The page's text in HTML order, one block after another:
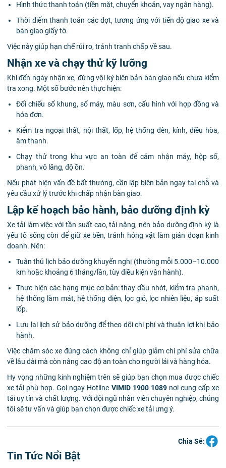
Hình thức thanh toán (tiền mặt, chuyển khoản, vay ngân hàng).
Thời điểm thanh toán các đợt, tương ứng với tiến độ giao xe và
bàn giao giấy tờ.
Việc này giúp hạn chế rủi ro, tránh tranh chấp về sau.
Nhận xe và chạy thử kỹ lưỡng
Khi đến ngày nhận xe, đừng vội ký biên bản bàn giao nếu chưa kiểm
tra xong. Một số bước nên thực hiện:
Đối chiếu số khung, số máy, màu sơn, cấu hình với hợp đồng và
hóa đơn.
Kiểm tra ngoại thất, nội thất, lốp, hệ thống đèn, kính, điều hòa,
âm thanh.
Chạy thử trong khu vực an toàn để cảm nhận máy, hộp số,
phanh, vô lăng, độ ồn.
Nếu phát hiện vấn đề bất thường, cần lập biên bản ngay tại chỗ và
yêu cầu xử lý trước khi chấp nhận bàn giao.
Lập kế hoạch bảo hành, bảo dưỡng định kỳ
Xe tải làm việc với tần suất cao, tải nặng, nên bảo dưỡng định kỳ là
yếu tố sống còn để giữ xe bền, tránh hỏng vặt làm gián đoạn kinh
doanh. Nên:
Tuân thủ lịch bảo dưỡng khuyến nghị (thường mỗi 5.000–10.000
km hoặc khoảng 6 tháng/lần, tùy điều kiện vận hành).
Thực hiện các hạng mục cơ bản: thay dầu nhớt, kiểm tra phanh,
hệ thống làm mát, hệ thống điện, lọc gió, lọc nhiên liệu, áp suất
lốp.
Lưu lại lịch sử bảo dưỡng để theo dõi chi phí và thuận lợi khi bảo
hành.
Việc chăm sóc xe đúng cách không chỉ giúp giảm chi phí sửa chữa
về lâu dài mà còn nâng cao độ an toàn cho người lái và hàng hóa.
Hy vọng những kinh nghiệm trên sẽ giúp bạn chọn mua được chiếc
xe tải phù hợp. Gọi ngay Hotline VIMID 1900 1089nơi cung cấp xe
tải uy tín và chất lượng. Với đội ngũ nhân viên chuyên nghiệp, chúng
tôi sẽ tư vấn và giúp bạn chọn được chiếc xe tải ưng ý.
Chia Sẻ:
Tin Tức Nổi Bật